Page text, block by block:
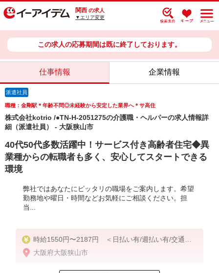
関西 の求人
▼エリア変更
この求人の応募期間は既に終了しております。
仕事情報 企業情報
派遣社員
職種：金剛駅＊年齢不問◎未経験から安定した業界へ＊サ高住
株式会社kotrio /●TN-H-2051275の介護職・ヘルパーの求人情報詳
細（派遣社員） - 大阪狭山市
40代50代多数活躍中！サービス付き高齢者住宅◆異
業種からの転職者も多く、安心してスタートできる
環境
弊社ではあなたにピッタリの職場をご案内します。希望
勤務地や曜日・時間などお気軽にご相談ください。担
当...
時給1550円〜2187円 ＜日払い有/週払い有/交通費
全支給(ガソリン代含む)＞
大阪府大阪狭山市